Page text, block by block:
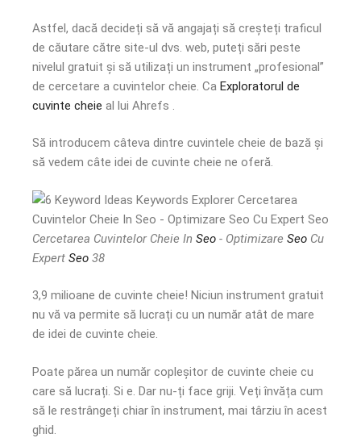
Astfel, dacă decideți să vă angajați să creșteți traficul
de căutare către site-ul dvs. web, puteți sări peste
nivelul gratuit și să utilizați un instrument „profesional”
de cercetare a cuvintelor cheie. Ca Exploratorul de
cuvinte cheie al lui Ahrefs .
Să introducem câteva dintre cuvintele cheie de bază și
să vedem câte idei de cuvinte cheie ne oferă.
Cercetarea Cuvintelor Cheie In Seo - Optimizare Seo Cu
Expert Seo 38
3,9 milioane de cuvinte cheie! Niciun instrument gratuit
nu vă va permite să lucrați cu un număr atât de mare
de idei de cuvinte cheie.
Poate părea un număr copleșitor de cuvinte cheie cu
care să lucrați. Si e. Dar nu-ți face griji. Veți învăța cum
să le restrângeți chiar în instrument, mai târziu în acest
ghid.